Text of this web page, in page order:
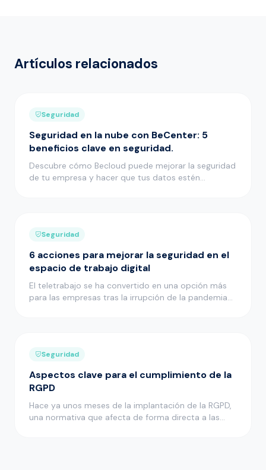
Artículos relacionados
Seguridad
Seguridad en la nube con BeCenter: 5
beneficios clave en seguridad.
Descubre cómo Becloud puede mejorar la seguridad
de tu empresa y hacer que tus datos estén
Seguridad
6 acciones para mejorar la seguridad en el
espacio de trabajo digital
El teletrabajo se ha convertido en una opción más
para las empresas tras la irrupción de la pandemia
Seguridad
Aspectos clave para el cumplimiento de la
RGPD
Hace ya unos meses de la implantación de la RGPD,
una normativa que afecta de forma directa a las